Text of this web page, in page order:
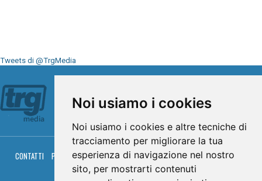
Noi usiamo i cookies
Noi usiamo i cookies e altre tecniche di
tracciamento per migliorare la tua
esperienza di navigazione nel nostro
sito, per mostrarti contenuti
Tweets di @TrgMedia
CONTATTI PRIVACY COOKIES PALINSESTO DIRETTA TV
DIRETTA RADIO
RGM HITRADIO